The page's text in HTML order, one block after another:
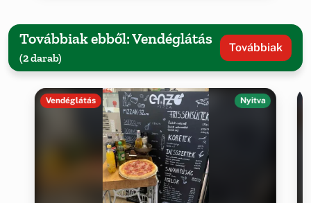
Továbbiak ebből: Vendéglátás
(2 darab)
Továbbiak
Vendéglátás Nyitva